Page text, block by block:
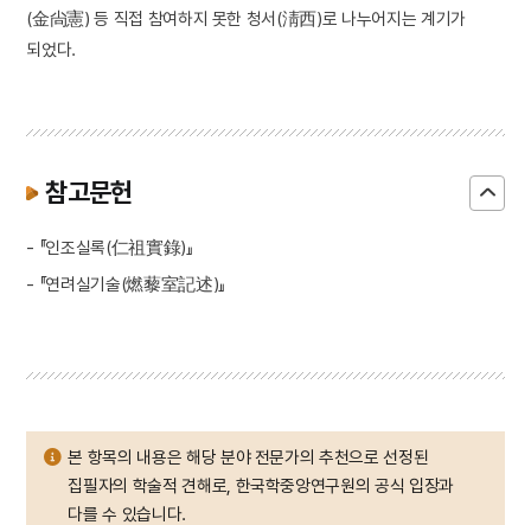
(金尙憲) 등 직접 참여하지 못한 청서(淸西)로 나누어지는 계기가
되었다.
참고문헌
- 『인조실록(仁祖實錄)』
- 『연려실기술(燃藜室記述)』
본 항목의 내용은 해당 분야 전문가의 추천으로 선정된
집필자의 학술적 견해로, 한국학중앙연구원의 공식 입장과
다를 수 있습니다.